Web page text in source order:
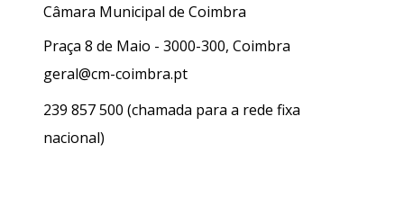
Câmara Municipal de Coimbra
Praça 8 de Maio - 3000-300, Coimbra
geral@cm-coimbra.pt
239 857 500 (chamada para a rede fixa
nacional)